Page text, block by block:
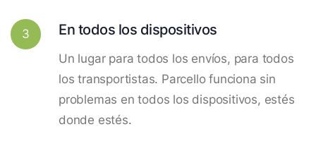
3 En todos los dispositivos
Un lugar para todos los envíos, para todos
los transportistas. Parcello funciona sin
problemas en todos los dispositivos, estés
donde estés.